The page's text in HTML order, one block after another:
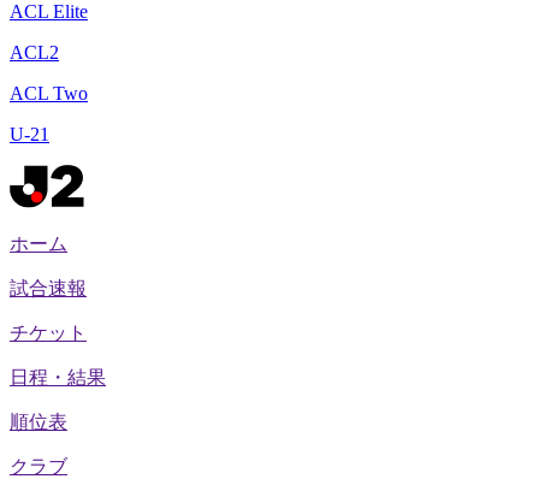
ACL Elite
ACL2
ACL Two
U-21
ホーム
試合速報
チケット
日程・結果
順位表
クラブ